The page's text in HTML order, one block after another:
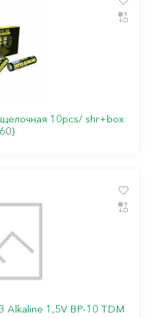
10pcs/ shr+box
Alkaline 1,5V BP-10 TDM